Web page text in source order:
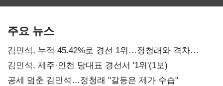
주요 뉴스
김민석, 누적 45.42%로 경선 1위…정청래와 격차
0.86%p(2보)
김민석, 제주·인천 당대표 경선서 '1위'(1보)
공세 멈춘 김민석…정청래 "갈등은 제가 수습"